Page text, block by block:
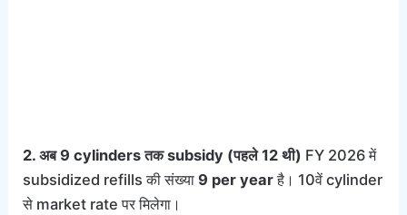
2. अब 9 cylinders तक subsidy (पहले 12 थी) FY 2026 में
subsidized refills की संख्या 9 per yearहै। 10वें cylinder
से market rate पर मिलेगा।